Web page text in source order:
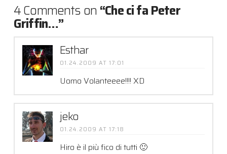
4 Comments on“Che ci fa Peter
Griffin…”
Esthar
01.24.2009 AT 17:01
Uomo Volanteeee!!!! XD
jeko
01.24.2009 AT 17:18
Hiro è il più fico di tutti 🙂